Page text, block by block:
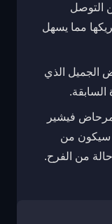
التوصل
مما يسهل
الجميل الذي
السابقة.
فيشير
سيكون من
من الفرح.